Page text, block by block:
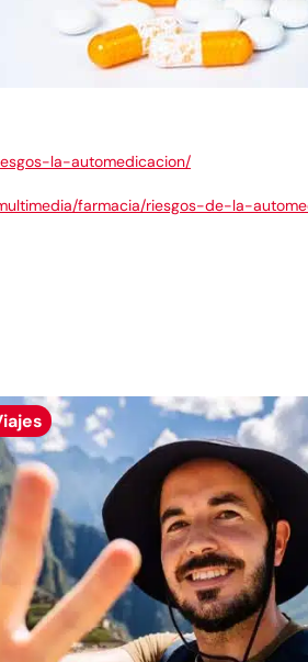
la-automedicacion/
farmacia/riesgos-de-la-